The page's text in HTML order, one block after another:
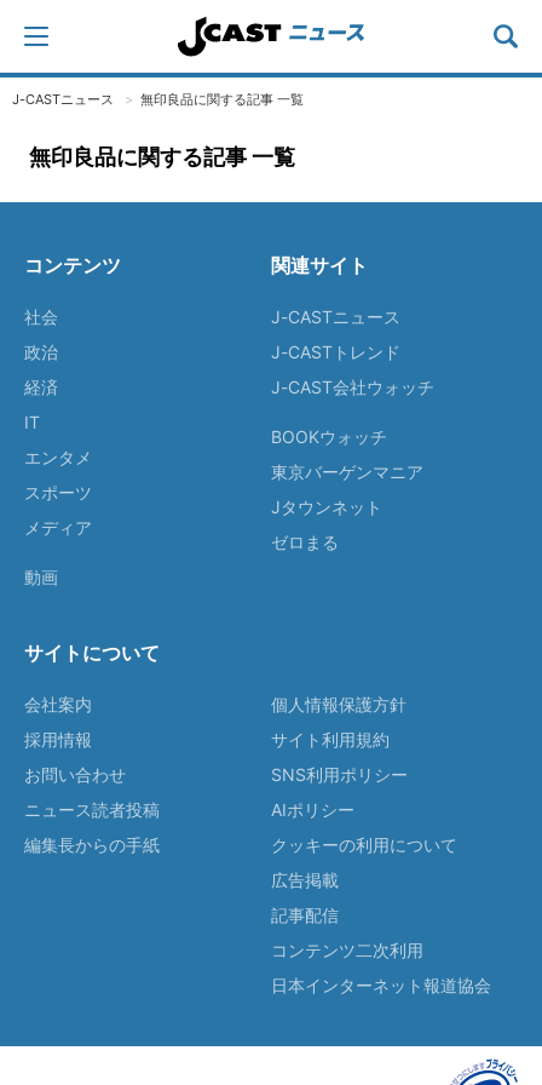
J-CASTニュース 無印良品に関する記事 一覧
無印良品に関する記事 一覧
コンテンツ
社会
政治
経済
IT
エンタメ
スポーツ
メディア
動画
関連サイト
J-CASTニュース
J-CASTトレンド
J-CAST会社ウォッチ
BOOKウォッチ
東京バーゲンマニア
Jタウンネット
ゼロまる
サイトについて
会社案内
採用情報
お問い合わせ
ニュース読者投稿
編集長からの手紙
個人情報保護方針
サイト利用規約
SNS利用ポリシー
AIポリシー
クッキーの利用について
広告掲載
記事配信
コンテンツ二次利用
日本インターネット報道協会